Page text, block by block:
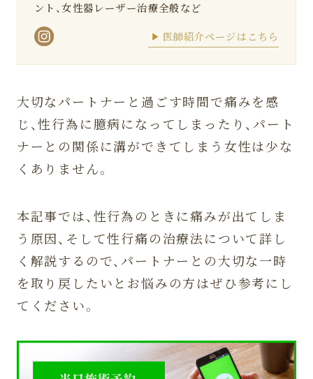
ント、女性器レーザー治療全般など
医師紹介ページはこちら
大切なパートナーと過ごす時間で痛みを感
じ、性行為に臆病になってしまったり、パート
ナーとの関係に溝ができてしまう女性は少な
くありません。
本記事では、性行為のときに痛みが出てしま
う原因、そして性行痛の治療法について詳し
く解説するので、パートナーとの大切な一時
を取り戻したいとお悩みの方はぜひ参考にし
てください。